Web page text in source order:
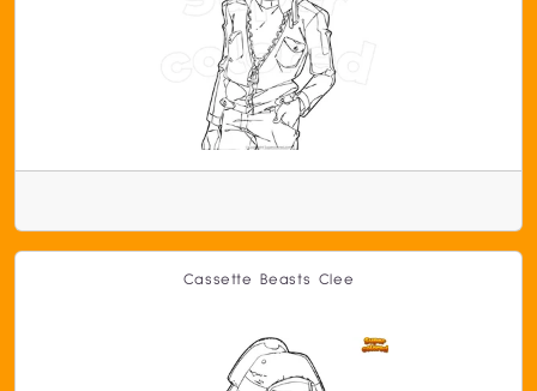
Cassette Beasts Clee